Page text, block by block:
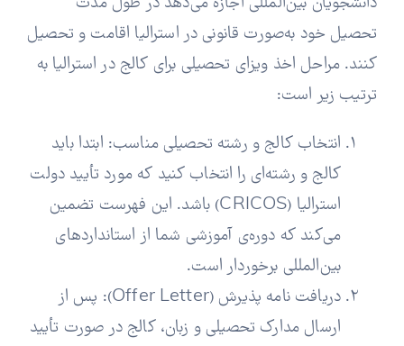
تحصیل خود به‌صورت قانونی در استرالیا اقامت و تحصیل
کنند. مراحل اخذ ویزای تحصیلی برای کالج در استرالیا به
ترتیب زیر است:
انتخاب کالج و رشته تحصیلی مناسب: ابتدا باید
کالج و رشته‌ای را انتخاب کنید که مورد تأیید دولت
استرالیا (CRICOS) باشد. این فهرست تضمین
می‌کند که دوره‌ی آموزشی شما از استانداردهای
بین‌المللی برخوردار است.
دریافت نامه پذیرش (Offer Letter): پس از
ارسال مدارک تحصیلی و زبان، کالج در صورت تأیید